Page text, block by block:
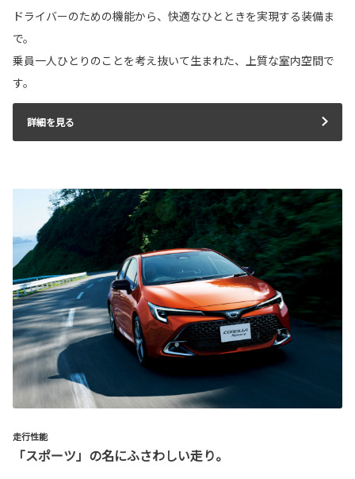
ドライバーのための機能から、快適なひとときを実現する装備ま
で。
乗員一人ひとりのことを考え抜いて生まれた、上質な室内空間で
す。
詳細を見る
走行性能
「スポーツ」の名にふさわしい走り。